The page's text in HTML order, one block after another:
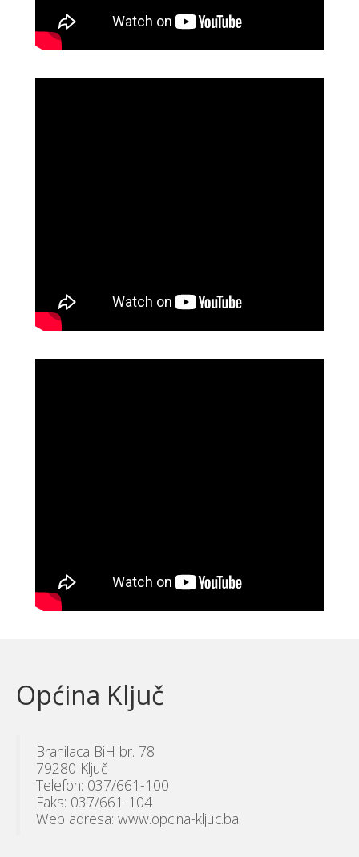
Općina Ključ
Branilaca BiH br. 78
79280 Ključ
Telefon: 037/661-100
Faks: 037/661-104
Web adresa: www.opcina-kljuc.ba